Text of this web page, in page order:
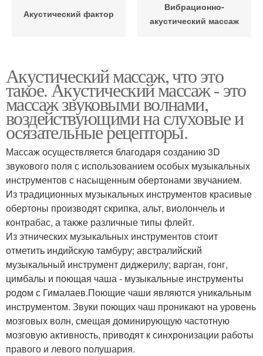
Акустический фактор
Вибрационно-
акустический массаж
Акустический массаж, что это
такое. Акустический массаж - это
массаж звуковыми волнами,
воздействующими на слуховые и
осязательные рецепторы.
Массаж осуществляется благодаря созданию 3D
звукового поля с использованием особых музыкальных
инструментов с насыщенным обертонами звучанием.
Из традиционных музыкальных инструментов красивые
обертоны производят скрипка, альт, виолончель и
контрабас, а также различные типы флейт.
Из этнических музыкальных инструментов стоит
отметить индийскую тамбуру; австралийский
музыкальный инструмент диджерилу; варган, гонг,
цимбалы и поющая чаша - музыкальные инструменты
родом с Гималаев.Поющие чаши являются уникальным
инструментом. Звуки поющих чаш проникают на уровень
мозговых волн, смещая доминирующую частотную
мозговую активность, приводят к синхронизации работы
правого и левого полушария.